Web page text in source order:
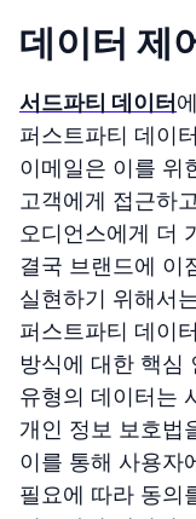
데이터 제
서드파티 데이터
퍼스트파티 데이
이메일은 이를 위
고객에게 접근하
오디언스에게 더
결국 브랜드에 이
실현하기 위해서
퍼스트파티 데이
방식에 대한 핵심
유형의 데이터는
개인 정보 보호법
이를 통해 사용자
필요에 따라 동의